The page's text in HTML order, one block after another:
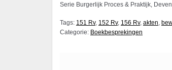
Serie Burgerlijk Proces & Praktijk,
Tags: 151 Rv, 152 Rv, 156 Rv, akten,
Categorie: Boekbesprekingen